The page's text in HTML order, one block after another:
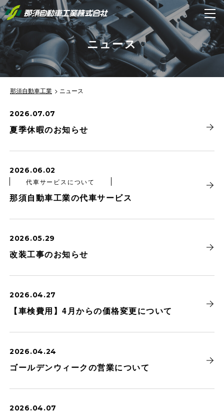
ニュース
那須自動車工業 ニュース
2026.07.07
夏季休暇のお知らせ
2026.06.02
代車サービスについて
那須自動車工業の代車サービス
2026.05.29
改装工事のお知らせ
2026.04.27
【車検費用】4月からの価格変更について
2026.04.24
ゴールデンウィークの営業について
2026.04.07